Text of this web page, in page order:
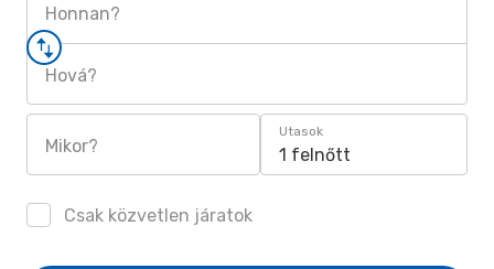
Honnan?
Hová?
Mikor?
Utasok
1 felnőtt
Csak közvetlen járatok